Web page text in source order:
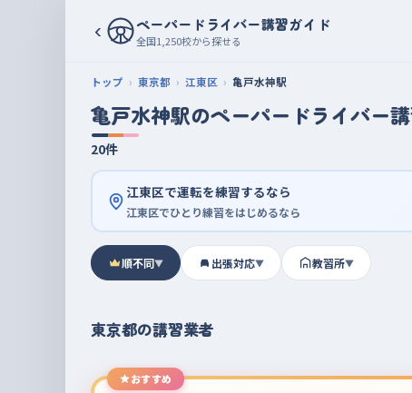
‹ ペーパードライバー講習ガイド
全国1,250校から探せる
トップ 東京都 江東区 亀戸水神駅
亀戸水神駅のペーパードライバー
20件
江東区で運転を練習するなら
江東区でひとり練習をはじめるなら
順不同▼ 出張対応▼ 教習所▼
東京都の講習業者
おすすめ